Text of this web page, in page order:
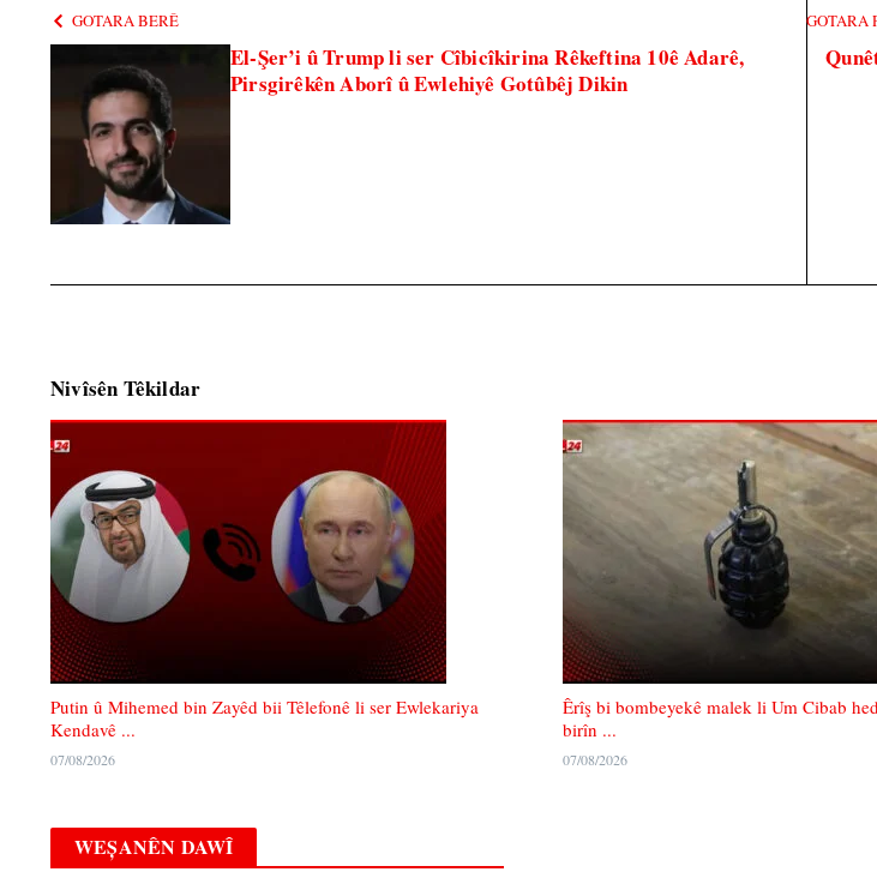
GOTARA BERÊ
El-Şer’i û Trump li ser Cîbicîkirina Rêkeftina 10ê Adarê,
Pirsgirêkên Aborî û Ewlehiyê Gotûbêj Dikin
GOTARA
Nivîsên Têkildar
Putin û Mihemed bin Zayêd bii Têlefonê li ser Ewlekariya
Kendavê ...
07/08/2026
Êrîş bi bombeyekê malek li Um Cibab
birîn ...
07/08/2026
WEȘANÊN DAWÎ